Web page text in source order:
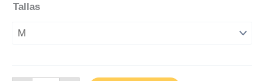
Tallas